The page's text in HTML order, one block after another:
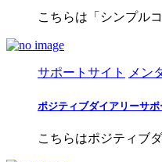
こちらは「シンプル
サポートサイト メン
ポジティブダイアリーサポ
こちらはポジティブ